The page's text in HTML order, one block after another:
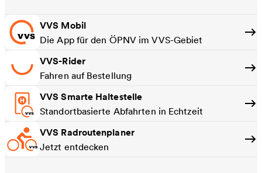
VVS Mobil
Die App für den ÖPNV im VVS-Gebiet
VVS-Rider
Fahren auf Bestellung
VVS Smarte Haltestelle
Standortbasierte Abfahrten in Echtzeit
VVS Radroutenplaner
Jetzt entdecken